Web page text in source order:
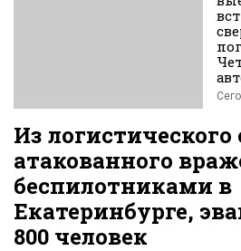
Из логистического
атакованного
беспилотниками в
Екатеринбурге,
800 человек